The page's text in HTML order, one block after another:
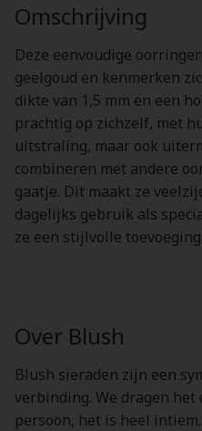
Omschrijving
Deze eenvoudige
geelgoud en kenmerken
dikte van 1,5 mm en een
prachtig op zichzelf, met
uitstraling, maar ook
combineren met andere
gaatje. Dit maakt ze
dagelijks gebruik als
ze een stijlvolle
Over Blush
Blush sieraden zijn een
verbinding. We dragen het
persoon, het is heel